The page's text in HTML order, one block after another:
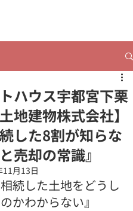
トハウス宇都宮下栗
地建物株式会社】
した8割が知らな
売却の常識』
月13日
相続した土地をどうし
かわからない』